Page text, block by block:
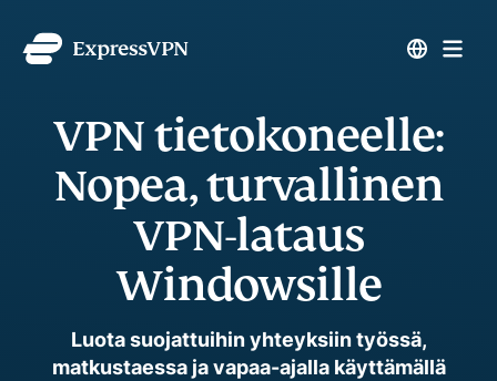
VPN tietokoneelle:
Nopea, turvallinen
VPN-lataus
Windowsille
Luota suojattuihin yhteyksiin työssä,
matkustaessa ja vapaa-ajalla käyttämällä